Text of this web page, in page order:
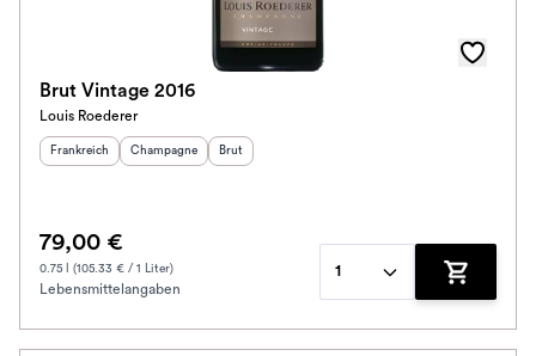
Brut Vintage 2016
Louis Roederer
Herkunftsland
Frankreich Herkunftsregion :
Champagne Geschmack
Brut
79,00 €
0.75 l (105.33 € / 1 Liter)
Lebensmittelangaben
1
Zum